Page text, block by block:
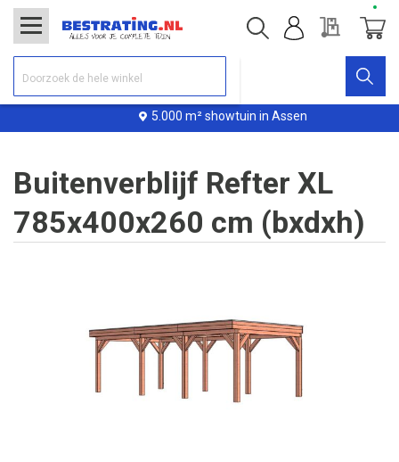
5.000 m² showtuin in Assen
Offerte
Buitenverblijf Refter XL
785x400x260 cm (bxdxh)
afbeeldingen-